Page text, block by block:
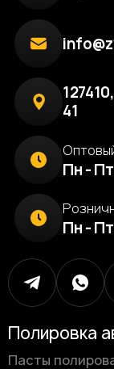
41
Пн -
Пн -
Полировка
Пасты